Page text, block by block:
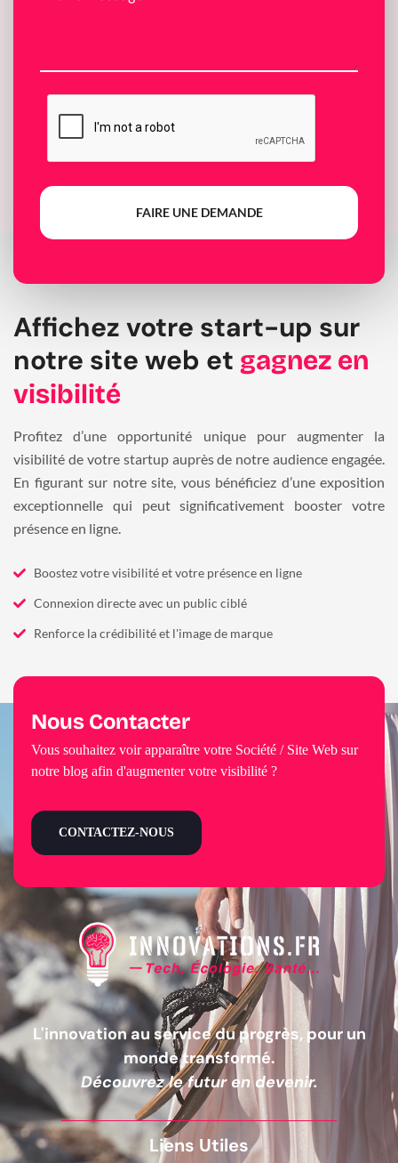
FAIRE UNE DEMANDE
Affichez votre start-up sur
notre site web et gagnez en
visibilité
Profitez d’une opportunité unique pour augmenter la
visibilité de votre startup auprès de notre audience engagée.
En figurant sur notre site, vous bénéficiez d’une exposition
exceptionnelle qui peut significativement booster votre
présence en ligne.
Boostez votre visibilité et votre présence en ligne
Connexion directe avec un public ciblé
Renforce la crédibilité et l'image de marque
L'innovation au service du progrès, pour un
monde transformé.
Découvrez le futur en devenir.
Liens Utiles
Nous Contacter
Vous souhaitez voir apparaître votre Société / Site Web sur
notre blog afin d'augmenter votre visibilité ?
CONTACTEZ-NOUS